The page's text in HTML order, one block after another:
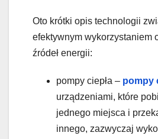
Oto krótki opis technologii
efektywnym wykorzystaniem
źródeł energii:
pompy ciepła – pompy
urządzeniami, które
jednego miejsca i
innego, zazwyczaj